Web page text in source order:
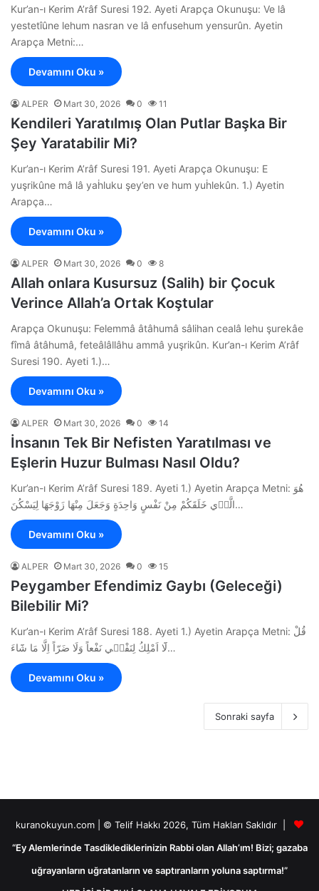
Kur’an-ı Kerim A’râf Suresi 192. Ayeti Arapça Okunuşu: Ve lâ
yestetîûne lehum nasran ve lâ enfusehum yensurûn. Ayetin
Arapça Metni:…
Devamını Oku »
ALPER Mart 30, 2026 0 11
Kendileri Yaratılmış Olan Putlar Başka Bir
Şey Yaratabilir Mi?
Kur’an-ı Kerim A’râf Suresi 191. Ayeti Arapça Okunuşu: E
yuşrikûne mâ lâ yaḣluku şey’en ve hum yuḣlekûn. 1.) Ayetin
Arapça…
Devamını Oku »
ALPER Mart 30, 2026 0 8
Allah onlara Kusursuz (Salih) bir Çocuk
Verince Allah’a Ortak Koştular
Arapça Okunuşu: Felemmâ âtâhumâ sâlihan cealâ lehu şurekâe
fîmâ âtâhumâ, feteâlâllâhu ammâ yuşrikûn. Kur’an-ı Kerim A’râf
Suresi 190. Ayeti 1.)…
Devamını Oku »
ALPER Mart 30, 2026 0 14
İnsanın Tek Bir Nefisten Yaratılması ve
Eşlerin Huzur Bulması Nasıl Oldu?
Kur’an-ı Kerim A’râf Suresi 189. Ayeti 1.) Ayetin Arapça Metni: هُوَ
الَّذ۪ي خَلَقَكُمْ مِنْ نَفْسٍ وَاحِدَةٍ وَجَعَلَ مِنْهَا زَوْجَهَا لِيَسْكُنَ…
Devamını Oku »
ALPER Mart 30, 2026 0 15
Peygamber Efendimiz Gaybı (Geleceği)
Bilebilir Mi?
Kur’an-ı Kerim A’râf Suresi 188. Ayeti 1.) Ayetin Arapça Metni: قُلْ
لَٓا اَمْلِكُ لِنَفْس۪ي نَفْعاً وَلَا ضَرّاً اِلَّا مَا شَٓاءَ…
Devamını Oku »
Sonraki sayfa
kuranokuyun.com | © Telif Hakkı 2026, Tüm Hakları Saklıdır |
“Ey Alemlerinde Tasdiklediklerinizin Rabbi olan Allah’ım! Bizi; gazaba
uğrayanların uğratanların ve saptıranların yoluna saptırma!”